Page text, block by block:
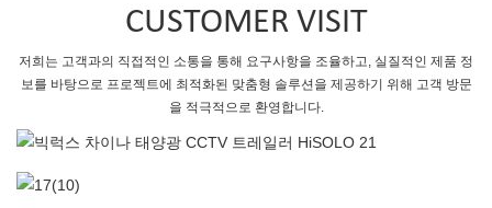
CUSTOMER VISIT
저희는 고객과의 직접적인 소통을 통해 요구사항을 조율하고, 실질적인 제품 정
보를 바탕으로 프로젝트에 최적화된 맞춤형 솔루션을 제공하기 위해 고객 방문
을 적극적으로 환영합니다.